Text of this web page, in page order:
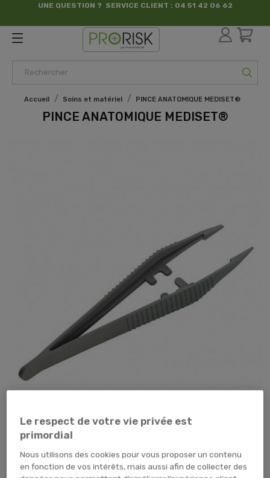
UNE QUESTION ? SERVICE CLIENT : 04 51 42 06 62
par France Sécurité
Accueil Soins et matériel PINCE ANATOMIQUE MEDISET®
PINCE ANATOMIQUE MEDISET®
Tap pour zoomer
Le respect de votre vie privée est
primordial
Nous utilisons des cookies pour vous proposer un contenu
en fonction de vos intérêts, mais aussi afin de collecter des